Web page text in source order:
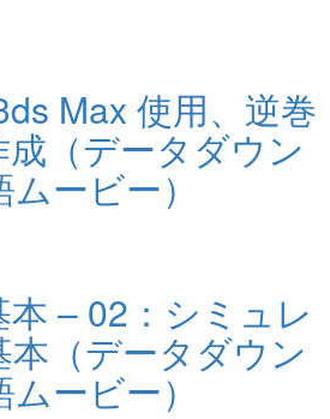
Max 使用、逆巻
成（データダウン
ービー）
– 02：シミュレ
（データダウン
ービー）